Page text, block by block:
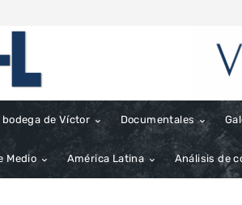
bodega de Víctor Documentales
Medio América Latina Análisis de